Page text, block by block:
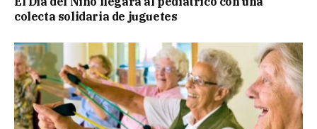
colecta solidaria de juguetes